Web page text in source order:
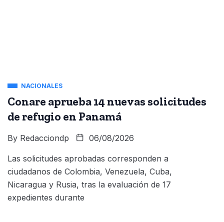
NACIONALES
Conare aprueba 14 nuevas solicitudes
de refugio en Panamá
By Redacciondp 06/08/2026
Las solicitudes aprobadas corresponden a
ciudadanos de Colombia, Venezuela, Cuba,
Nicaragua y Rusia, tras la evaluación de 17
expedientes durante